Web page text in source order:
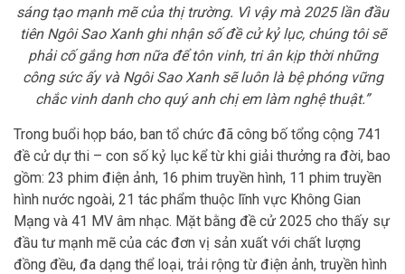
sáng tạo mạnh mẽ của thị trường. Vì vậy mà 2025 lần đầu
tiên Ngôi Sao Xanh ghi nhận số đề cử kỷ lục, chúng tôi sẽ
phải cố gắng hơn nữa để tôn vinh, tri ân kịp thời những
công sức ấy và Ngôi Sao Xanh sẽ luôn là bệ phóng vững
chắc vinh danh cho quý anh chị em làm nghệ thuật.”
Trong buổi họp báo, ban tổ chức đã công bố tổng cộng 741
đề cử dự thi – con số kỷ lục kể từ khi giải thưởng ra đời, bao
gồm: 23 phim điện ảnh, 16 phim truyền hình, 11 phim truyền
hình nước ngoài, 21 tác phẩm thuộc lĩnh vực Không Gian
Mạng và 41 MV âm nhạc. Mặt bằng đề cử 2025 cho thấy sự
đầu tư mạnh mẽ của các đơn vị sản xuất với chất lượng
đồng đều, đa dạng thể loại, trải rộng từ điện ảnh, truyền hình